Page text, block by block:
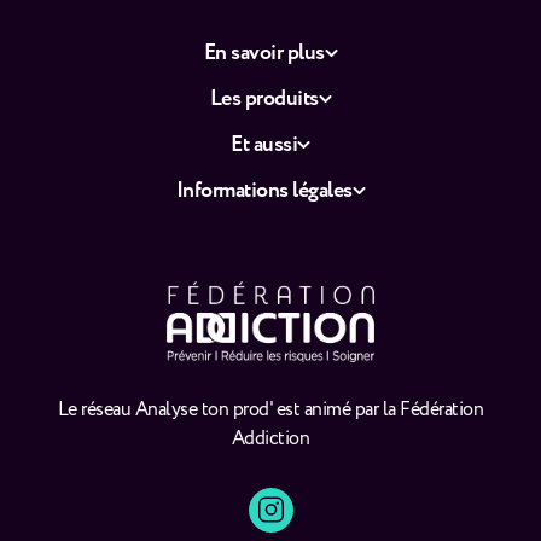
Le réseau Analyse ton prod' est animé par la Fédération
Addiction
En savoir plus
Les produits
Et aussi
Informations légales